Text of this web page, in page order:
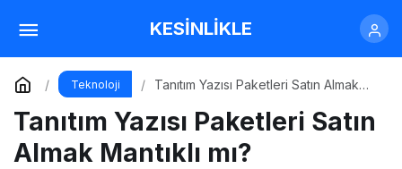
KESİNLİKLE
Teknoloji
Tanıtım Yazısı Paketleri Satın Almak
Tanıtım Yazısı Paketleri Satın
Almak Mantıklı mı?
Tanıtım Yazısı Satın Almanın Faydaları
Nelerdir?
Yorum Yap